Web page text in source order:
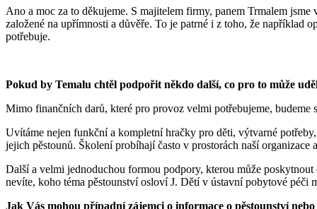
Ano a moc za to děkujeme. S majitelem firmy, panem Trmalem
založené na upřímnosti a důvěře. To je patrné i z toho, že například
potřebuje.
Pokud by Temalu chtěl podpořit někdo další, co pro to může
Mimo finančních darů, které pro provoz velmi potřebujeme,
Uvítáme nejen funkční a kompletní hračky pro děti, výtvarné
jejich pěstounů. Školení probíhají často v prostorách naší organizace
Další a velmi jednoduchou formou podpory, kterou může
nevíte, koho téma pěstounství osloví J. Dětí v ústavní pobytové péči
Jak Vás mohou případní zájemci o informace o pěstounství